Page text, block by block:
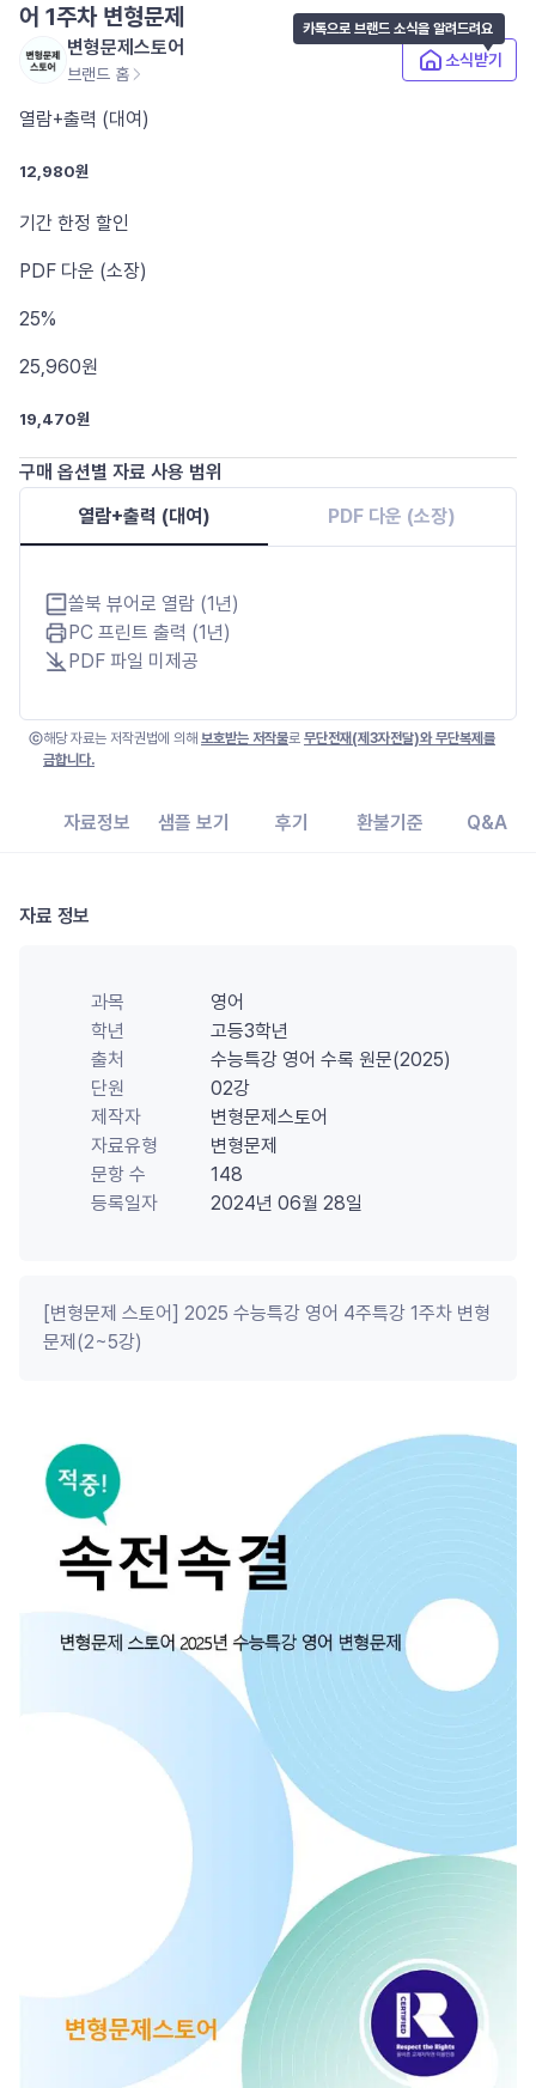
어 1주차 변형문제
변형문제스토어
브랜드 홈
소식받기
카톡으로 브랜드 소식을 알려드려요
열람+출력 (대여)
12,980원
기간 한정 할인
PDF 다운 (소장)
25%
25,960원
19,470원
구매 옵션별 자료 사용 범위
열람+출력 (대여)
PDF 다운 (소장)
쏠북 뷰어로 열람 (1년)
PC 프린트 출력 (1년)
PDF 파일 미제공
해당 자료는 저작권법에 의해 보호받는 저작물로 무단전재(제3자전달)와 무단복제를
금합니다.
자료정보 샘플 보기 후기 환불기준 Q&A
자료 정보
과목
영어
학년
고등3학년
출처
수능특강 영어 수록 원문(2025)
단원
02강
제작자
변형문제스토어
자료유형
변형문제
문항 수
148
등록일자
2024년 06월 28일
[변형문제 스토어] 2025 수능특강 영어 4주특강 1주차 변형
문제(2~5강)